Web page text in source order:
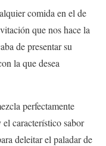
comida en el de
que nos hace la
de presentar su
la que desea
perfectamente
característico sabor
deleitar el paladar de